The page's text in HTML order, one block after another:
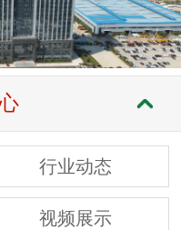
行业动态
视频展示